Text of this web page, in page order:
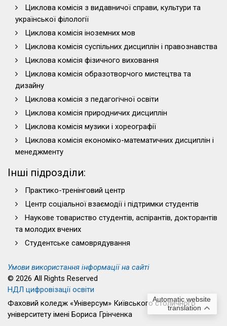
Automatic website
translation
Циклова комісія з видавничої справи, культури та
української філології
Циклова комісія іноземних мов
Циклова комісія суспільних дисциплін і правознавства
Циклова комісія фізичного виховання
Циклова комісія образотворчого мистецтва та
дизайну
Циклова комісія з педагогічної освіти
Циклова комісія природничих дисциплін
Циклова комісія музики і хореографії
Циклова комісія економіко-математичних дисциплін і
менеджменту
Інші підрозділи:
Практико-тренінговий центр
Центр соціальної взаємодії і підтримки студентів
Наукове товариство студентів, аспірантів, докторантів
та молодих вчених
Студентське самоврядування
Умови використання інформації на сайті
© 2026 All Rights Reserved
НДЛ цифровізації освіти
Фаховий коледж «Універсум» Київського столичного
університету імені Бориса Грінченка